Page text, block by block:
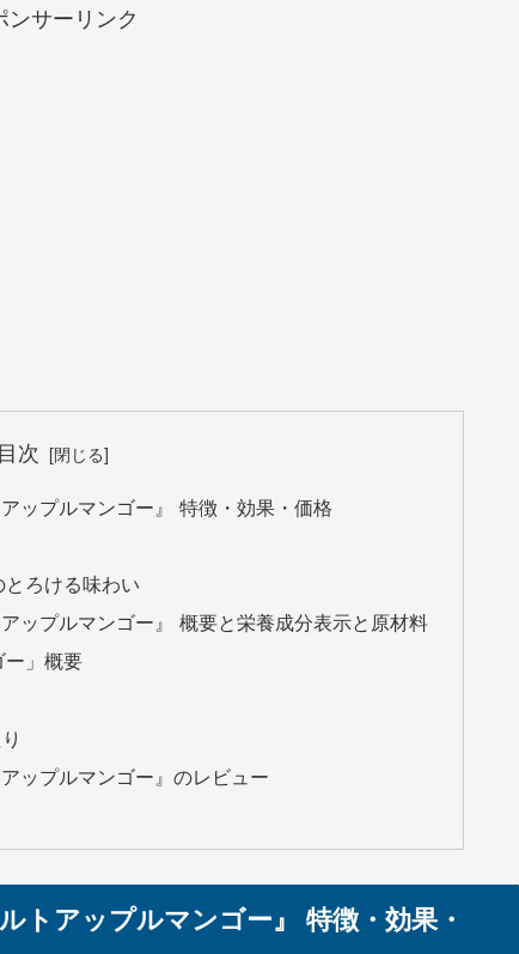
ンサーリンク
目次
ップルマンゴー』 特徴・効果・価格
とろける味わい
ップルマンゴー』 概要と栄養成分表示と原材料
ー」概要
ップルマンゴー』のレビュー
トアップルマンゴー』 特徴・効果・